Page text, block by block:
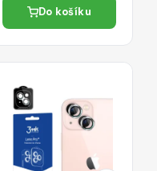
Do košíku